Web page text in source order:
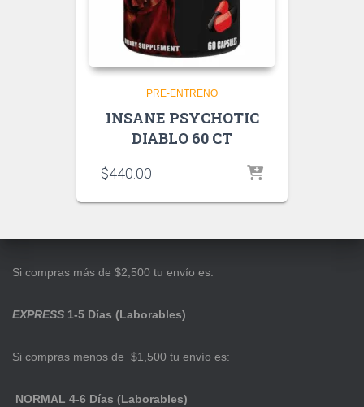
PRE-ENTRENO
INSANE PSYCHOTIC
DIABLO 60 CT
$440.00
Si compras más de $2,500 tu envío es:
EXPRESS 1-5 Días (Laborables)
Si compras menos de $1,500 tu envío es:
NORMAL 4-6 Días (Laborables)